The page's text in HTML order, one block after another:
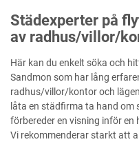
Städexperter på
av radhus/villor/
Här kan du enkelt söka och
Sandmon som har lång
radhus/villor/kontor och
låta en städfirma ta hand om
förbereder en visning inför
Vi rekommenderar starkt att